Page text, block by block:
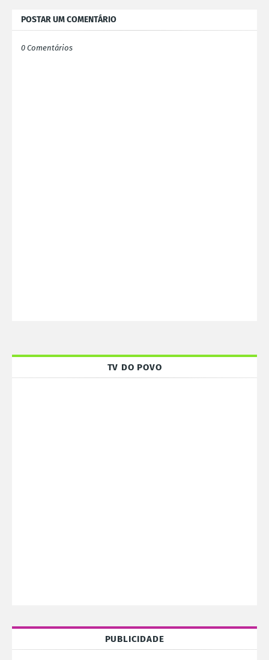
POSTAR UM COMENTÁRIO
0 Comentários
TV DO POVO
PUBLICIDADE